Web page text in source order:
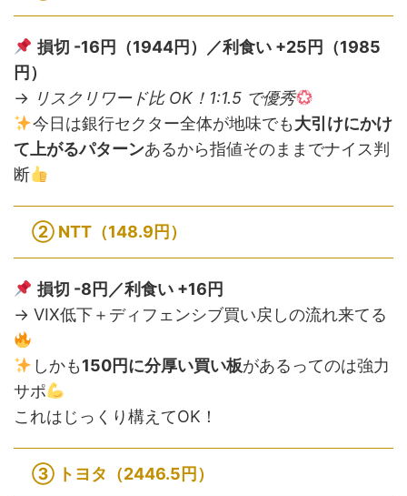
損切 -16円（1944円）／利食い +25円（1985
円）
→ リスクリワード比 OK！1:1.5 で優秀
今日は銀行セクター全体が地味でも大引けにかけ
て上がるパターンあるから指値そのままでナイス判
断
② NTT（148.9円）
損切 -8円／利食い +16円
→ VIX低下＋ディフェンシブ買い戻しの流れ来てる
しかも150円に分厚い買い板があるってのは強力
サポ
これはじっくり構えてOK！
③ トヨタ（2446.5円）